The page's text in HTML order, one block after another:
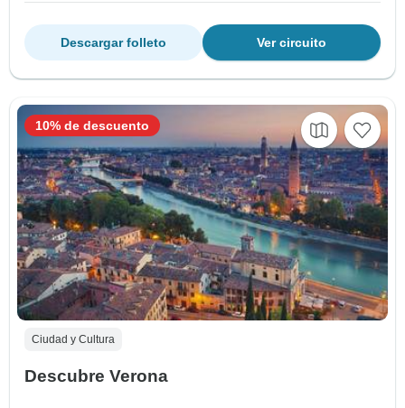
Ver circuito
Descargar folleto
Ciudad y Cultura
Descubre Verona
10% de descuento